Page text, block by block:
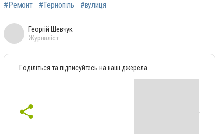
#Ремонт #Тернопіль #вулиця
Георгій Шевчук
Журналіст
Поділіться та підписуйтесь на наші джерела